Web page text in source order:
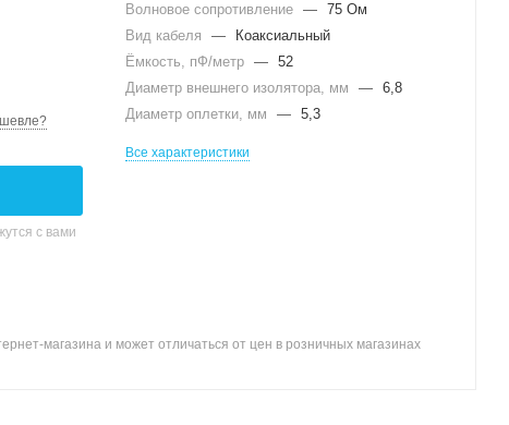
с вами
Волновое сопротивление — 75 Ом
Вид кабеля
—
Коаксиальный
Ёмкость, пФ/метр — 52
Диаметр внешнего изолятора, мм
— 6,8
Диаметр оплетки, мм
— 5,3
Все характеристики
магазина и может отличаться от цен в розничных магазинах